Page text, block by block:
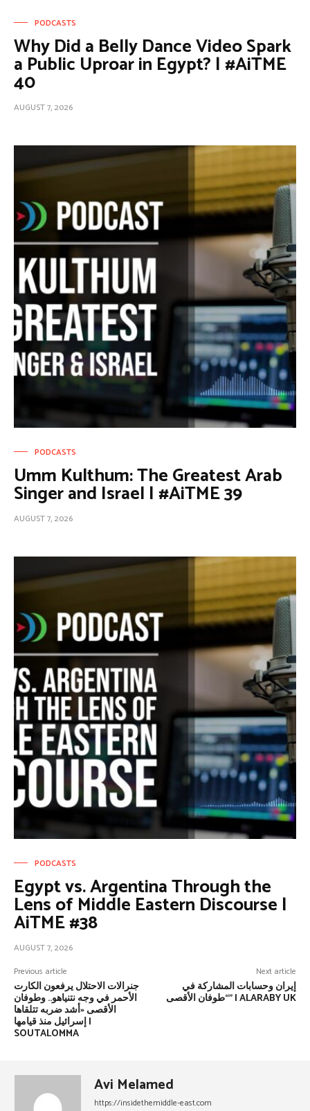
PODCASTS
Why Did a Belly Dance Video Spark
a Public Uproar in Egypt? | #AiTME
40
AUGUST 7, 2026
PODCASTS
Umm Kulthum: The Greatest Arab
Singer and Israel | #AiTME 39
AUGUST 7, 2026
PODCASTS
Egypt vs. Argentina Through the
Lens of Middle Eastern Discourse |
AiTME #38
AUGUST 7, 2026
Previous article
جنرالات الاحتلال يرفعون الكارت
الأحمر في وجه نتنياهو.. وطوفان
الأقصى «أشد ضربه تتلقاها
إسرائيل منذ ‏قيامها |
SOUTALOMMA
Next article
إيران وحسابات المشاركة في
“طوفان الأقصى” | ALARABY UK
Avi Melamed
https://insidethemiddle-east.com